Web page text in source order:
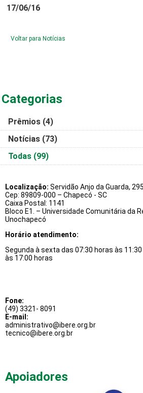
17/06/16
Voltar para Notícias
Categorias
Prêmios (4)
Notícias (73)
Todas (99)
Localização: Servidão Anjo da Guarda,
Cep: 89809-000 – Chapecó - SC
Caixa Postal: 1141
Bloco E1. – Universidade Comunitária da
Unochapecó
Horário atendimento:
Segunda à sexta das 07:30 horas às
às 17:00 horas
Fone:
(49) 3321- 8091
E-mail:
administrativo@ibere.org.br
tecnico@ibere.org.br
Apoiadores